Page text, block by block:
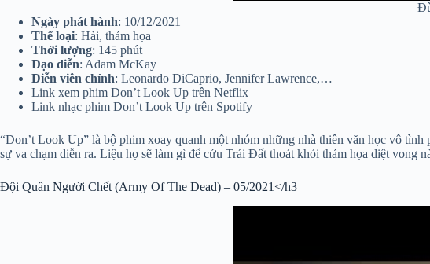
Ngày phát hành: 10/12/2021
Thể loại: Hài, thảm họa
Thời lượng: 145 phút
Đạo diễn: Adam McKay
Diễn viên chính: Leonardo DiCaprio, Jennifer Lawrence,…
Link xem phim Don’t Look Up trên Netflix
Link nhạc phim Don’t Look Up trên Spotify
“Don’t Look Up” là bộ phim xoay quanh một nhóm những nhà thiên văn học vô
sự va chạm diễn ra. Liệu họ sẽ làm gì để cứu Trái Đất thoát khỏi thảm họa diệt vong
Đội Quân Người Chết (Army Of The Dead) – 05/2021</h3